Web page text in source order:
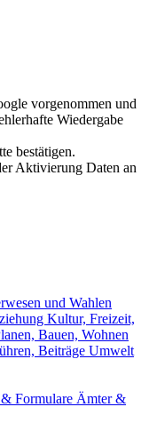
vorgenommen und
Wiedergabe
bestätigen.
Aktivierung Daten an
und Wahlen
Kultur, Freizeit,
Bauen, Wohnen
Beiträge Umwelt
Formulare Ämter &